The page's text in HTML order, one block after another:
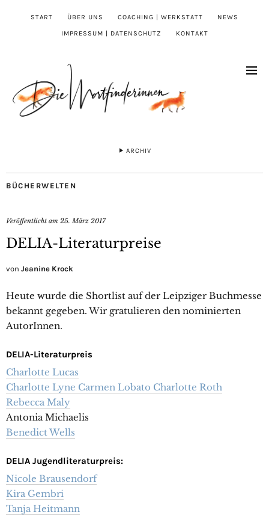
START ÜBER UNS COACHING | WERKSTATT NEWS
IMPRESSUM | DATENSCHUTZ KONTAKT
ARCHIV
BÜCHERWELTEN
Veröffentlicht am 25. März 2017
DELIA-Literaturpreise
von Jeanine Krock
Heute wurde die Shortlist auf der Leipziger Buchmesse
bekannt gegeben. Wir gratulieren den nominierten
AutorInnen.
DELIA-Literaturpreis
Charlotte Lucas
Charlotte Lyne Carmen Lobato Charlotte Roth
Rebecca Maly
Antonia Michaelis
Benedict Wells
DELIA Jugendliteraturpreis:
Nicole Brausendorf
Kira Gembri
Tanja Heitmann